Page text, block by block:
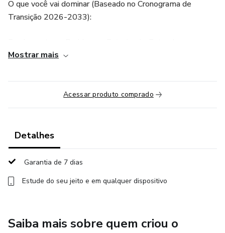
O que você vai dominar (Baseado no Cronograma de
Transição 2026-2033):
sistema mudou e como os impostos invisíveis e a
IBS e CBS na Prática: Domine os pilares do novo sistema,
alíquotas e os regimes especiais que impactam o fluxo de
Fiscalização e Regulamentação (PLP 108/2024): Esteja à
frente da lei que está sendo escrita, incluindo a nova
preparar sistemas e documentos.
Mostrar mais
Acessar produto comprado
Detalhes
Garantia de 7 dias
Estude do seu jeito e em qualquer dispositivo
Saiba mais sobre quem criou o